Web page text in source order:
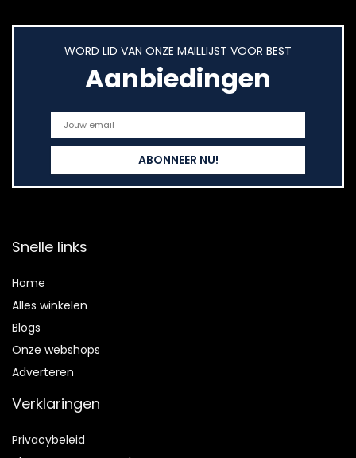
WORD LID VAN ONZE MAILLIJST VOOR BEST
Aanbiedingen
Snelle links
Home
Alles winkelen
Blogs
Onze webshops
Adverteren
Verklaringen
Privacybeleid